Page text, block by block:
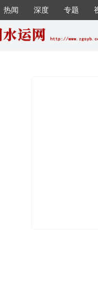
热闻 深度 专题